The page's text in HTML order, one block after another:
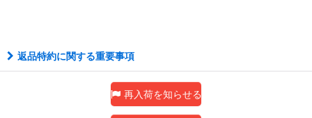
返品特約に関する重要事項
再入荷を知らせる